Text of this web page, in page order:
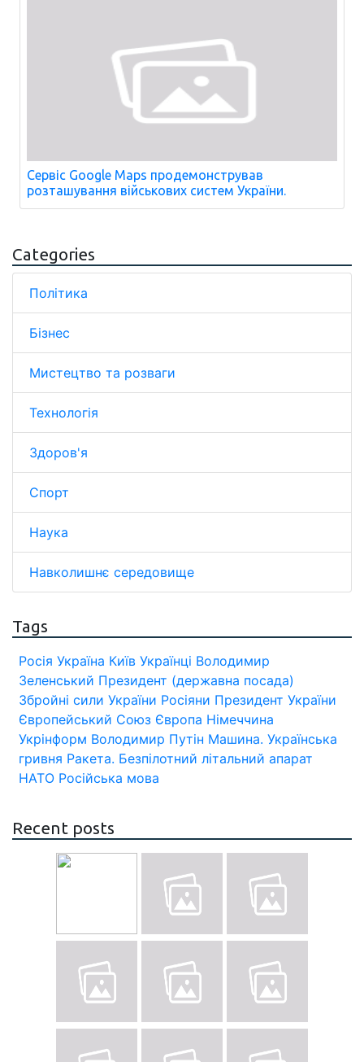
Сервіс Google Maps продемонстрував
розташування військових систем України.
Categories
Політика
Бізнес
Мистецтво та розваги
Технологія
Здоров'я
Спорт
Наука
Навколишнє середовище
Tags
Росія Україна Київ Українці Володимир
Зеленський Президент (державна посада)
Збройні сили України Росіяни Президент України
Європейський Союз Європа Німеччина
Укрінформ Володимир Путін Машина. Українська
гривня Ракета. Безпілотний літальний апарат
НАТО Російська мова
Recent posts